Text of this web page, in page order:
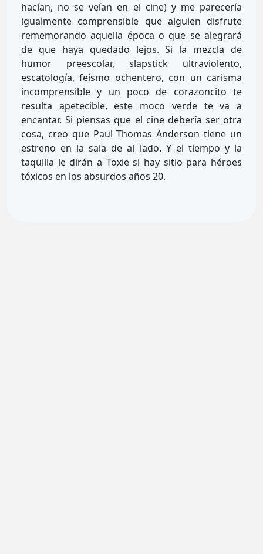
hacían, no se veían en el cine) y me parecería
igualmente comprensible que alguien disfrute
rememorando aquella época o que se alegrará
de que haya quedado lejos. Si la mezcla de
humor preescolar, slapstick ultraviolento,
escatología, feísmo ochentero, con un carisma
incomprensible y un poco de corazoncito te
resulta apetecible, este moco verde te va a
encantar. Si piensas que el cine debería ser otra
cosa, creo que Paul Thomas Anderson tiene un
estreno en la sala de al lado. Y el tiempo y la
taquilla le dirán a Toxie si hay sitio para héroes
tóxicos en los absurdos años 20.